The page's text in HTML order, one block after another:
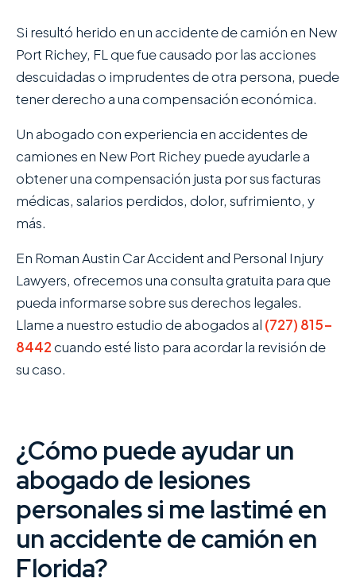
Si resultó herido en un accidente de camión en New
Port Richey, FL que fue causado por las acciones
descuidadas o imprudentes de otra persona, puede
tener derecho a una compensación económica.
Un abogado con experiencia en accidentes de
camiones en New Port Richey puede ayudarle a
obtener una compensación justa por sus facturas
médicas, salarios perdidos, dolor, sufrimiento, y
más.
En Roman Austin Car Accident and Personal Injury
Lawyers , ofrecemos una consulta gratuita para que
pueda informarse sobre sus derechos legales.
Llame a nuestro estudio de abogados al (727) 815-
8442cuando esté listo para acordar la revisión de
su caso.
¿Cómo puede ayudar un
abogado de lesiones
personales si me lastimé en
un accidente de camión en
Florida?